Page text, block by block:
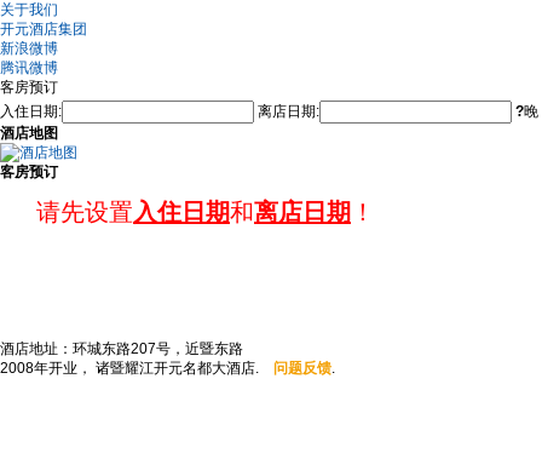
关于我们
开元酒店集团
新浪微博
腾讯微博
客房预订
入住日期:
离店日期: ?晚
酒店地图
客房预订
请先设置入住日期和离店日期 ！
酒店地址：环城东路207号，近暨东路
2008年开业， 诸暨耀江开元名都大酒店. 问题反馈.